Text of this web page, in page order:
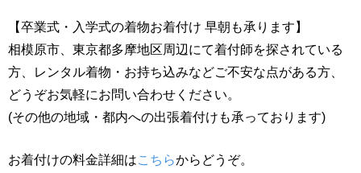
【卒業式・入学式の着物お着付け 早朝も承ります】
相模原市、東京都多摩地区周辺にて着付師を探されている
方、レンタル着物・お持ち込みなどご不安な点がある方、
どうぞお気軽にお問い合わせください。
(その他の地域・都内への出張着付けも承っております)
お着付けの料金詳細はこちらからどうぞ。